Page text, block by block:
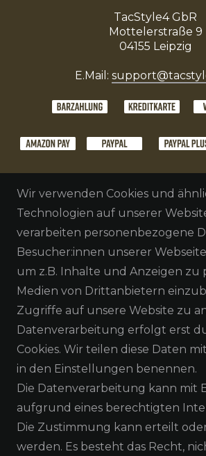
TacStyle4 GbR
Mottelerstraße 9
04155 Leipzig
E.Mail:
NEWSLETTER
Alle Preisangaben inkl. MwSt.
Wir verwenden Cookies und
Technologien auf unserer
verarbeiten personenbezogene
Besucher:innen unserer Webseite
um z.B. Inhalte und Anzeigen zu
Medien von Drittanbietern
Zugriffe auf unsere Website zu
Datenverarbeitung erfolgt erst
Cookies. Wir teilen diese Daten
in den Einstellungen benennen.
Die Datenverarbeitung kann mit
aufgrund eines berechtigten
Die Zustimmung kann erteilt
werden. Es besteht das Recht,